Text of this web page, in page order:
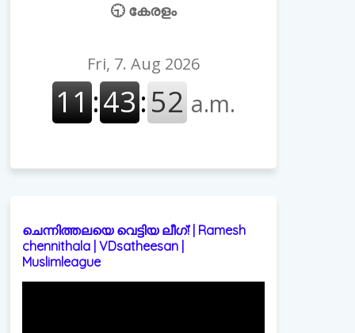
🕤 കേരളം
ചെന്നിത്തലയെ വെട്ടിയ ലീഗ്! | Ramesh
chennithala | VDsatheesan |
Muslimleague